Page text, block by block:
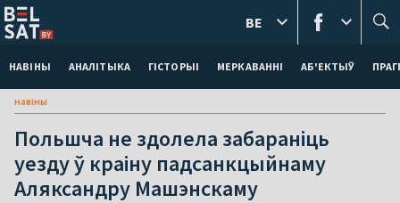
НАВІНЫ АНАЛІТЫКА ГІСТОРЫІ МЕРКАВАННI АБ'ЕКТЫЎ
BE
навіны
Польшча не здолела забараніць
уезду ў краіну падсанкцыйнаму
Аляксандру Машэнскаму